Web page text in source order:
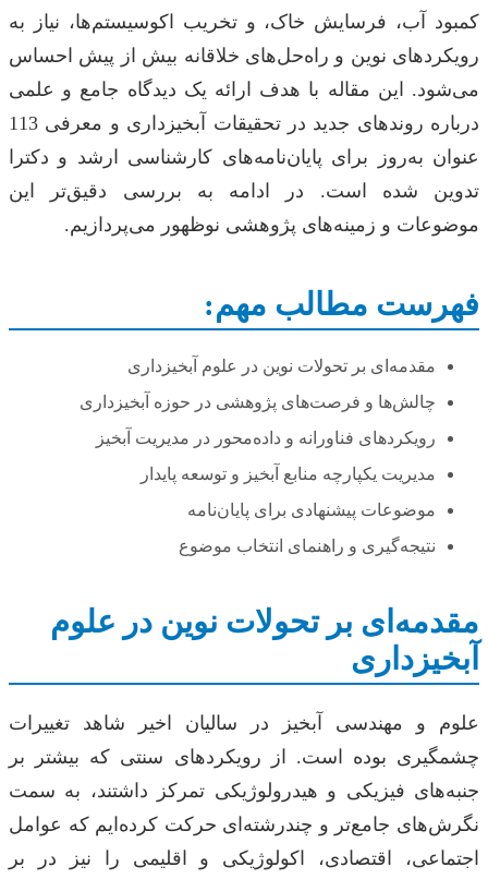
کمبود آب، فرسایش خاک، و تخریب اکوسیستم‌ها، نیاز به
رویکردهای نوین و راه‌حل‌های خلاقانه بیش از پیش احساس
می‌شود. این مقاله با هدف ارائه یک دیدگاه جامع و علمی
درباره روندهای جدید در تحقیقات آبخیزداری و معرفی 113
عنوان به‌روز برای پایان‌نامه‌های کارشناسی ارشد و دکترا
تدوین شده است. در ادامه به بررسی دقیق‌تر این
موضوعات و زمینه‌های پژوهشی نوظهور می‌پردازیم.
فهرست مطالب مهم:
مقدمه‌ای بر تحولات نوین در علوم آبخیزداری
چالش‌ها و فرصت‌های پژوهشی در حوزه آبخیزداری
رویکردهای فناورانه و داده‌محور در مدیریت آبخیز
مدیریت یکپارچه منابع آبخیز و توسعه پایدار
موضوعات پیشنهادی برای پایان‌نامه
نتیجه‌گیری و راهنمای انتخاب موضوع
مقدمه‌ای بر تحولات نوین در علوم
آبخیزداری
علوم و مهندسی آبخیز در سالیان اخیر شاهد تغییرات
چشمگیری بوده است. از رویکردهای سنتی که بیشتر بر
جنبه‌های فیزیکی و هیدرولوژیکی تمرکز داشتند، به سمت
نگرش‌های جامع‌تر و چندرشته‌ای حرکت کرده‌ایم که عوامل
اجتماعی، اقتصادی، اکولوژیکی و اقلیمی را نیز در بر